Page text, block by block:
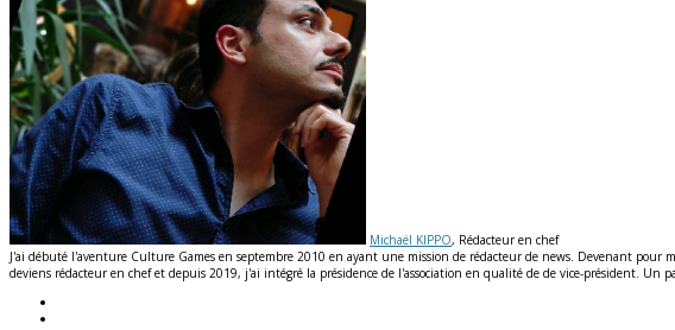
Michaël KIPPO, Rédacteur en chef
J'ai débuté l'aventure Culture Games en septembre 2010 en ayant une mission de rédacteur de news. Devenant
deviens rédacteur en chef et depuis 2019, j'ai intégré la présidence de l'association en qualité de de vice-président. Un